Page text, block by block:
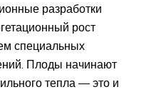
разработки
рост
специальных
Плоды начинают
тепла — это и